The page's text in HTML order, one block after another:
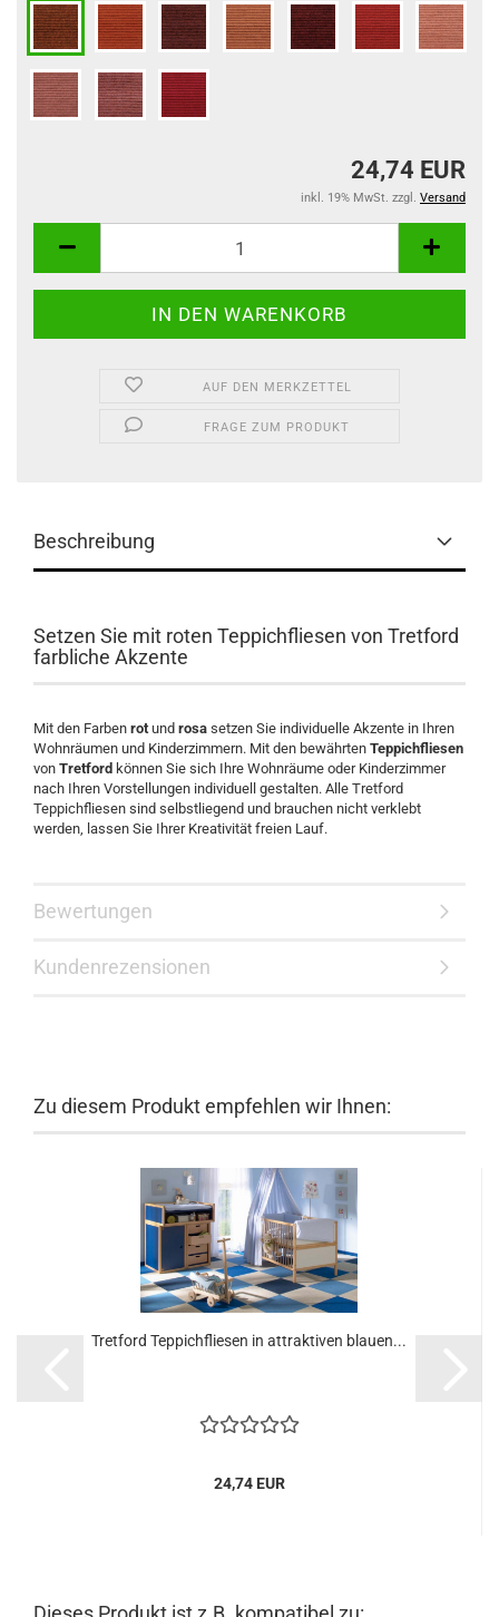
24,74 EUR
inkl. 19% MwSt. zzgl. Versand
AUF DEN MERKZETTEL
FRAGE ZUM PRODUKT
Beschreibung
Setzen Sie mit roten Teppichfliesen von Tretford
farbliche Akzente
Mit den Farben rotund rosa setzen Sie individuelle Akzente in Ihren
Wohnräumen und Kinderzimmern. Mit den bewährten Teppichfliesen
von Tretford können Sie sich Ihre Wohnräume oder Kinderzimmer
nach Ihren Vorstellungen individuell gestalten. Alle Tretford
Teppichfliesen sind selbstliegend und brauchen nicht verklebt
werden, lassen Sie Ihrer Kreativität freien Lauf.
Bewertungen
Kundenrezensionen
Zu diesem Produkt empfehlen wir Ihnen:
Tretford Teppichfliesen in attraktiven blauen...
24,74 EUR